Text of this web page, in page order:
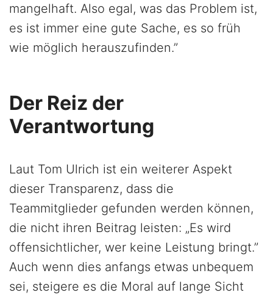
mangelhaft. Also egal, was das Problem ist,
es ist immer eine gute Sache, es so früh
wie möglich herauszufinden.”
Der Reiz der
Verantwortung
Laut Tom Ulrich ist ein weiterer Aspekt
dieser Transparenz, dass die
Teammitglieder gefunden werden können,
die nicht ihren Beitrag leisten: „Es wird
offensichtlicher, wer keine Leistung bringt.”
Auch wenn dies anfangs etwas unbequem
sei, steigere es die Moral auf lange Sicht